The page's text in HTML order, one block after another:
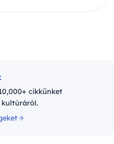
cikkünket
kultúráról.